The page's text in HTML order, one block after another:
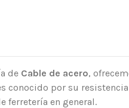
de Cable de acero,
conocido por su
ferretería en general.